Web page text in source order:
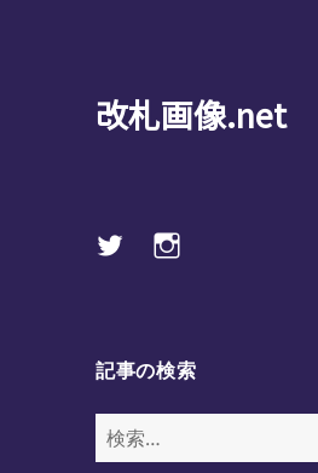
改札画像.net
Twitterinstagram
記事の検索
検
索: